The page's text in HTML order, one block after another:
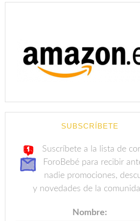
SUBSCRÍBETE
Suscríbete a la lista de
ForoBebé para recibir
nadie promociones,
y novedades de la
Nombre: